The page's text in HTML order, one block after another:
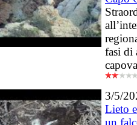
fasi di
3/5/
Lieto
un